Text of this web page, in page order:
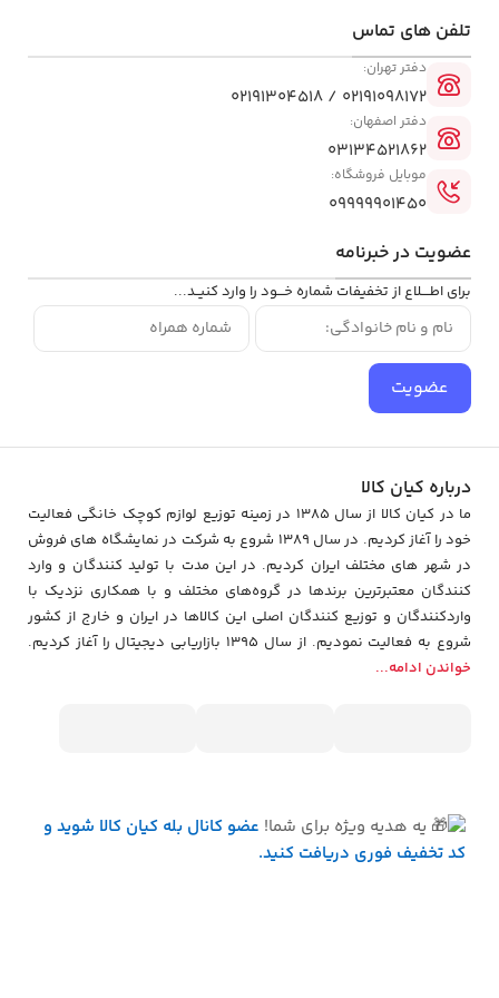
تلفن ‌های تماس
دفتر تهران:
02191098172 / 02191304518
دفتر اصفهان:
03134521862
موبایل فروشگاه:
09999901450
عضویت در خبرنامه
برای اطــــلاع از تخفیفات شماره خـــود را وارد کنیــد...
عضویت
درباره کیان کالا
ما در کیان کالا از سال 1385 در زمینه توزیع لوازم کوچک خانگی فعالیت
خود را آغاز کردیم. در سال 1389 شروع به شرکت در نمایشگاه های فروش
در شهر های مختلف ایران کردیم. در اين مدت با توليد كنندگان و وارد
كنندگان معتبرترین برندها در گروه‌‏های مختلف و با همکاری نزدیک با
وارد‏کنندگان و توزیع‏ کنندگان اصلی این کالاها در ایران و خارج از کشور
شروع به فعاليت نمودیم. از سال 1395 بازاریابی دیجیتال را آغاز کردیم.
خواندن ادامه...
یه هدیه ویژه برای شما! عضو کانال بله کیان کالا شوید و
کد تخفیف فوری دریافت کنید.